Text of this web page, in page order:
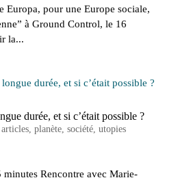
Europa, pour une Europe sociale,
à Ground Control, le 16
la...
durée, et si c’était possible ?
articles, planète, société, utopies
minutes Rencontre avec Marie-